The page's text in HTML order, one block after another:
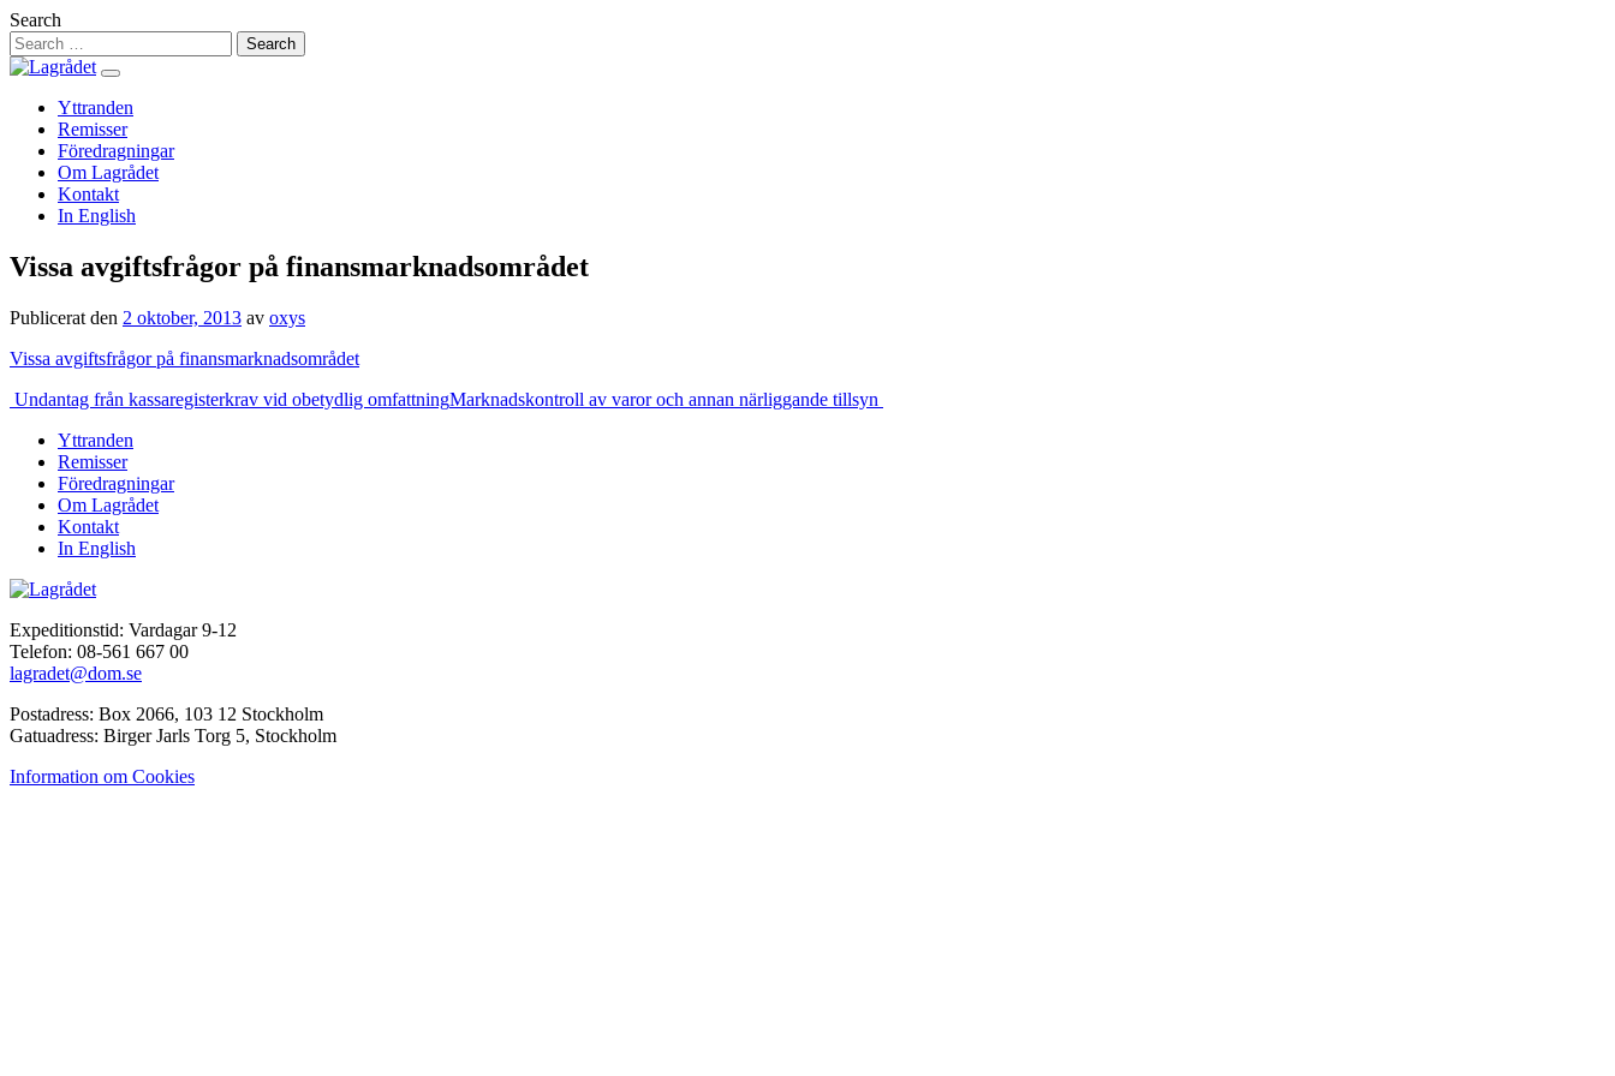
Hoppa
till
innehåll
Search
Yttranden
Remisser
Föredragningar
Om Lagrådet
Kontakt
In English
Vissa avgiftsfrågor på finansmarknadsområdet
Publicerat den 2 oktober, 2013 av oxys
Vissa avgiftsfrågor på finansmarknadsområdet
Inläggsnavigering
Undantag från kassaregisterkrav vid obetydlig omfattningMarknadskontroll av varor och annan närliggande tillsyn
Yttranden
Remisser
Föredragningar
Om Lagrådet
Kontakt
In English
Expeditionstid: Vardagar 9-12
Telefon: 08-561 667 00
lagradet@dom.se
Postadress: Box 2066, 103 12 Stockholm
Gatuadress: Birger Jarls Torg 5, Stockholm
Information om Cookies